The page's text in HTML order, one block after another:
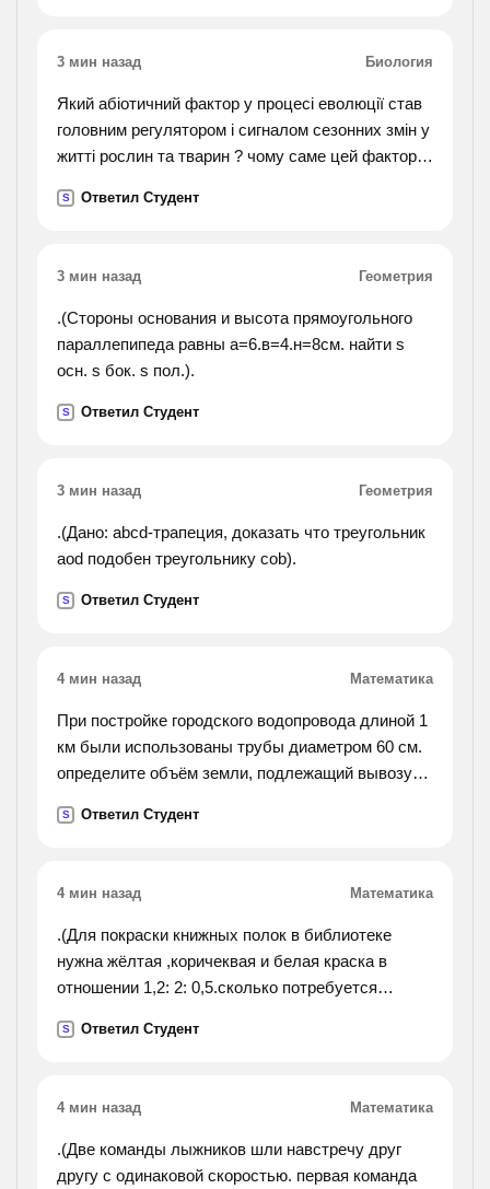
3 мин назад Биология
Який абіотичний фактор у процесі еволюції став
головним регулятором і сигналом сезонних змін у
житті рослин та тварин ? чому саме цей фактор ,
S Ответил Студент
3 мин назад Геометрия
.(Стороны основания и высота прямоугольного
параллепипеда равны а=6.в=4.н=8см. найти s
осн. s бок. s пол.).
S Ответил Студент
3 мин назад Геометрия
.(Дано: abcd-трапеция, доказать что треугольник
aod подобен треугольнику cob).
S Ответил Студент
4 мин назад Математика
При постройке городского водопровода длиной 1
км были использованы трубы диаметром 60 см.
определите объём земли, подлежащий вывозу
S Ответил Студент
4 мин назад Математика
.(Для покраски книжных полок в библиотеке
нужна жёлтая ,коричеквая и белая краска в
отношении 1,2: 2: 0,5.сколько потребуется
240г жёлтой краски?).
S Ответил Студент
4 мин назад Математика
.(Две команды лыжников шли навстречу друг
другу с одинаковой скоростью. первая команда